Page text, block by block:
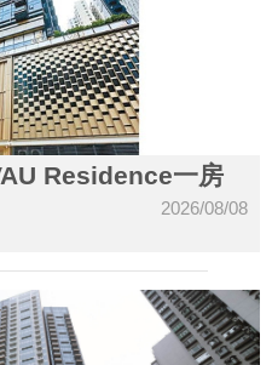
Residence一房
2026/08/08